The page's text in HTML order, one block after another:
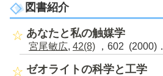
図書紹介
あなたと私の触媒学
宮尾敏広, 42(8) ，602 (2000)．
ゼオライトの科学と工学